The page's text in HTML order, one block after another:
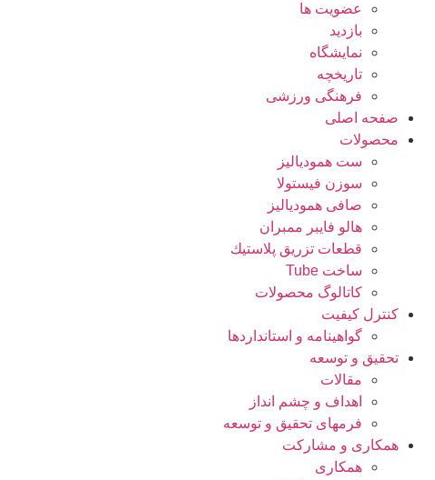
عضویت ها
بازدید
نمایشگاه
تاريخچه
فرهنگی ورزشی
صفحه اصلی
محصولات
ست همودیالیز
سوزن فیستولا
صافی همودیالیز
هالو فایبر ممبران
قطعات تزريق پلاستيك
ساخت Tube
کاتالوگ محصولات
کنترل کیفیت
گواهينامه و استانداردها
تحقيق و توسعه
مقالات
اهداف و چشم انداز
فرمهای تحقیق و توسعه
همکاری و مشارکت
همکاری